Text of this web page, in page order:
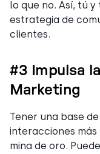
lo que no. Así, tú
estrategia de
clientes.
#3 Impulsa
Marketing
Tener una base
interacciones
mina de oro.